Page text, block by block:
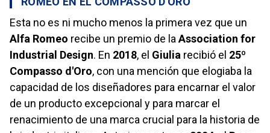
Esta no es ni mucho menos la primera vez que un
Alfa Romeo recibe un premio de la Association for
Industrial Design. En 2018, el Giulia recibió el 25º
Compasso d'Oro, con una mención que elogiaba la
capacidad de los diseñadores para encarnar el valor
de un producto excepcional y para marcar el
renacimiento de una marca crucial para la historia de